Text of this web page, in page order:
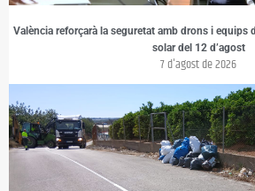
València reforçarà la seguretat amb drons i equips
solar del 12 d’agost
7 d'agost de 2026